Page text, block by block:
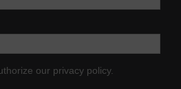
our privacy policy.